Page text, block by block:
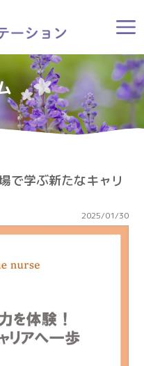
で学ぶ新たなキャリ
2025/01/30